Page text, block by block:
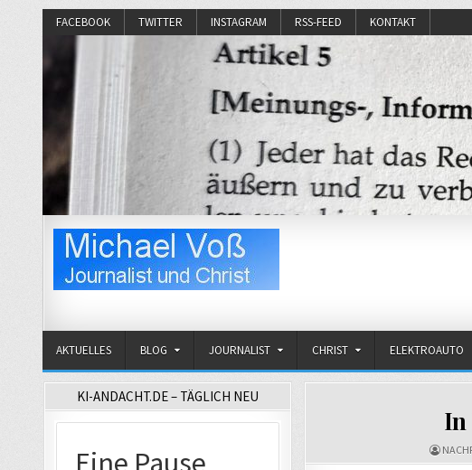
FACEBOOK TWITTER INSTAGRAM RSS-FEED KONTAKT
AKTUELLES BLOG JOURNALIST CHRIST ELEKTROAUTO
In
KI-ANDACHT.DE – TÄGLICH NEU